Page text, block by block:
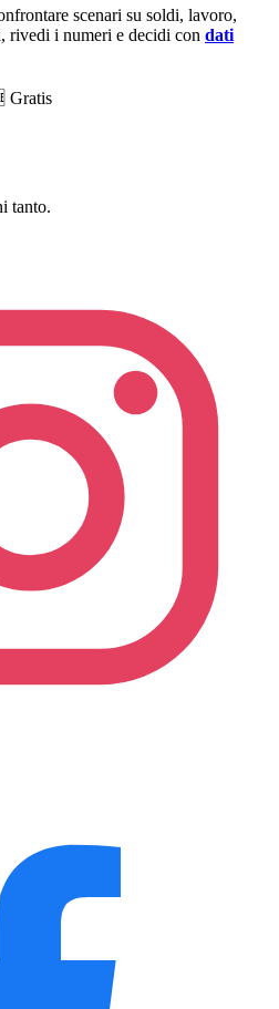
scenari su soldi, lavoro,
rivedi i numeri e decidi con dati
Gratis
tanto.